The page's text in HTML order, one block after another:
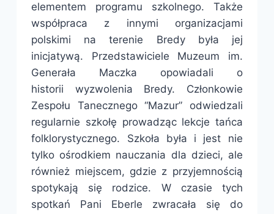
elementem programu szkolnego. Także
współpraca z innymi organizacjami
polskimi na terenie Bredy była jej
inicjatywą. Przedstawiciele Muzeum im.
Generała Maczka opowiadali o
historii wyzwolenia Bredy. Członkowie
Zespołu Tanecznego “Mazur” odwiedzali
regularnie szkołę prowadząc lekcje tańca
folklorystycznego. Szkoła była i jest nie
tylko ośrodkiem nauczania dla dzieci, ale
również miejscem, gdzie z przyjemnością
spotykają się rodzice. W czasie tych
spotkań Pani Eberle zwracała się do